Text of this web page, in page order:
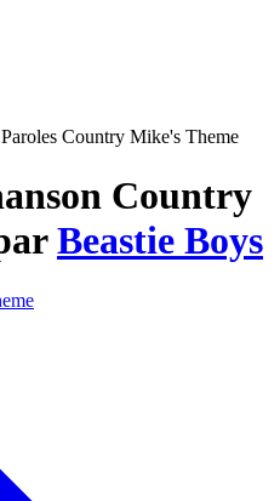
Paroles Country Mike's Theme
Country
Beastie Boys